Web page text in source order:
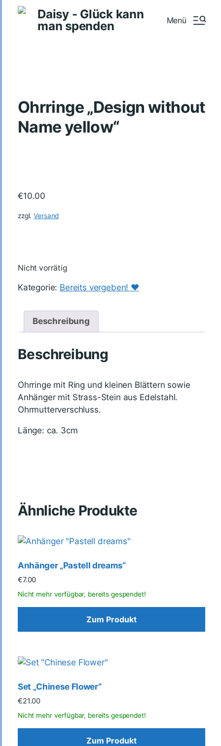
Daisy - Glück kann
man spenden
Menü
Ohrringe „Design without
Name yellow“
€10.00
zzgl.Versand
Nicht vorrätig
Kategorie: Bereits vergeben! ♥️
Beschreibung
Beschreibung
Ohrringe mit Ring und kleinen Blättern sowie
Anhänger mit Strass-Stein aus Edelstahl.
Ohrmutterverschluss.
Länge: ca. 3cm
Ähnliche Produkte
Anhänger „Pastell dreams“
€7.00
Zum Produkt
Set „Chinese Flower“
€21.00
Zum Produkt